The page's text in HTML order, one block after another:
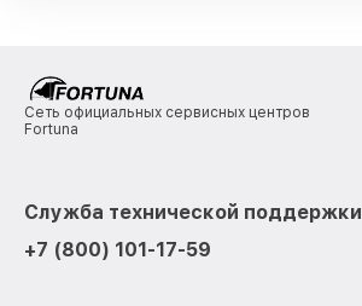
Сеть официальных сервисных центров
Fortuna
Служба технической поддержки
+7 (800) 101-17-59